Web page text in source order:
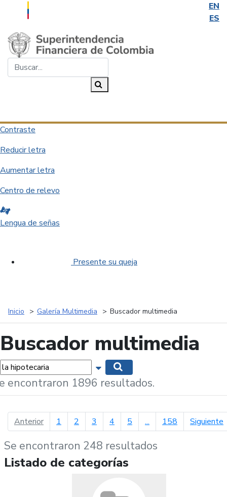
EN
ES
Saltar al contenido principal
Contraste
Reducir letra
Aumentar letra
Centro de relevo
Lengua de señas
Presente su queja
Inicio Galería Multimedia Buscador multimedia
Buscador multimedia
Mostrar opciones de búsqueda
encontraron 1896 resultados.
Anteriorpágina anterior
1 2 3 4 5 ... 158 Siguiente
Se encontraron 248 resultados
Listado de categorías